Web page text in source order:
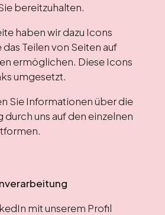
bereitzuhalten.
haben wir dazu Icons
Teilen von Seiten auf
ermöglichen. Diese Icons
umgesetzt.
Sie Informationen über die
uns auf den einzelnen
mit unserem Profil